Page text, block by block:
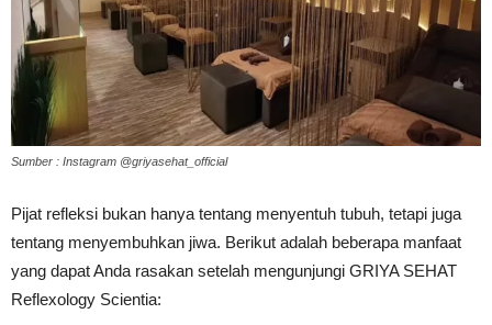
Sumber : Instagram @griyasehat_official
Pijat refleksi bukan hanya tentang menyentuh tubuh, tetapi juga
tentang menyembuhkan jiwa. Berikut adalah beberapa manfaat
yang dapat Anda rasakan setelah mengunjungi GRIYA SEHAT
Reflexology Scientia: